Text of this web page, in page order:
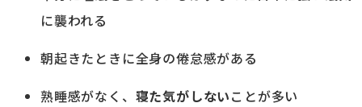
に襲われる
朝起きたときに全身の倦怠感がある
熟睡感がなく、 寝た気がしないことが多い